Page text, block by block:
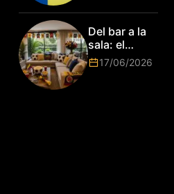
Mundo de
Park de Roma
2026!
Del bar a la
sala: el
Mundial
2026 vuelve
17/06/2026